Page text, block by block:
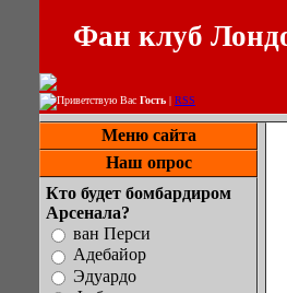
Фан клуб
Приветствую Вас Гость | RSS
Меню сайта
Наш опрос
Кто будет бомбардиром
Арсенала?
ван Перси
Адебайор
Эдуардо